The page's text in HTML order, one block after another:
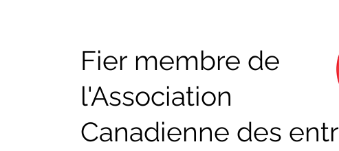
Fier membre de
l'Association
Canadienne des